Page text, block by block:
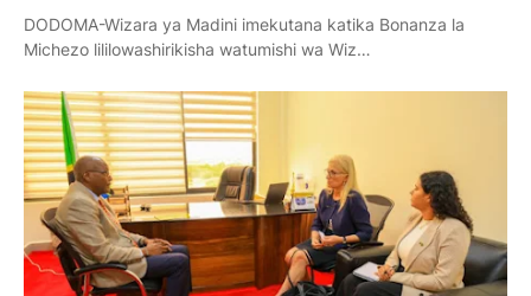
DODOMA-Wizara ya Madini imekutana katika Bonanza la
Michezo lililowashirikisha watumishi wa Wiz…